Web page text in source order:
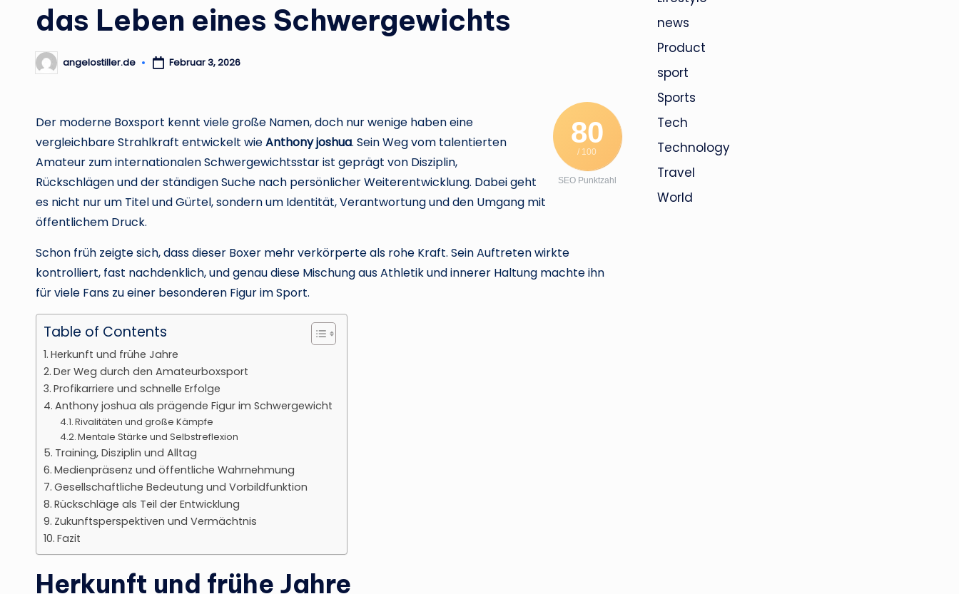
das Leben eines Schwergewichts
Posted
by
angelostiller.de Februar 3, 2026
80
/ 100
SEO Punktzahl
Der moderne Boxsport kennt viele große Namen, doch nur wenige haben eine
vergleichbare Strahlkraft entwickelt wieAnthony joshua. Sein Weg vom talentierten
Amateur zum internationalen Schwergewichtsstar ist geprägt von Disziplin,
Rückschlägen und der ständigen Suche nach persönlicher Weiterentwicklung. Dabei geht
es nicht nur um Titel und Gürtel, sondern um Identität, Verantwortung und den Umgang mit
öffentlichem Druck.
Schon früh zeigte sich, dass dieser Boxer mehr verkörperte als rohe Kraft. Sein Auftreten wirkte
kontrolliert, fast nachdenklich, und genau diese Mischung aus Athletik und innerer Haltung machte ihn
für viele Fans zu einer besonderen Figur im Sport.
Table of Contents
Herkunft und frühe Jahre
Der Weg durch den Amateurboxsport
Profikarriere und schnelle Erfolge
Anthony joshua als prägende Figur im Schwergewicht
Rivalitäten und große Kämpfe
Mentale Stärke und Selbstreflexion
Training, Disziplin und Alltag
Medienpräsenz und öffentliche Wahrnehmung
Gesellschaftliche Bedeutung und Vorbildfunktion
Rückschläge als Teil der Entwicklung
Zukunftsperspektiven und Vermächtnis
Fazit
Herkunft und frühe Jahre
news
Product
sport
Sports
Tech
Technology
Travel
World